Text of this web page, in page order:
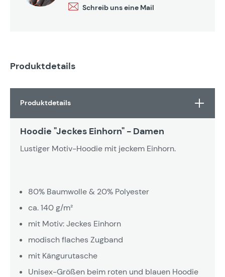
Schreib uns eine Mail
Produktdetails
Produktdetails
Hoodie "Jeckes Einhorn" - Damen
Lustiger Motiv-Hoodie mit jeckem Einhorn.
80% Baumwolle & 20% Polyester
ca. 140 g/m²
mit Motiv: Jeckes Einhorn
modisch flaches Zugband
mit Kängurutasche
Unisex-Größen beim roten und blauen Hoodie